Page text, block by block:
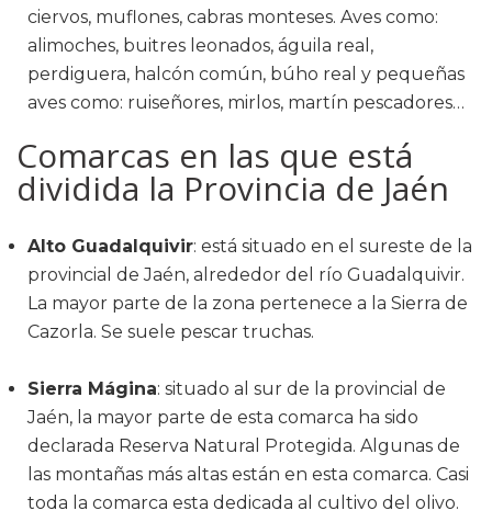
ciervos, muflones, cabras monteses. Aves como:
alimoches, buitres leonados, águila real,
perdiguera, halcón común, búho real y pequeñas
aves como: ruiseñores, mirlos, martín pescadores…
Comarcas en las que está
dividida la Provincia de Jaén
Alto Guadalquivir: está situado en el sureste de la
provincial de Jaén, alrededor del río Guadalquivir.
La mayor parte de la zona pertenece a la Sierra de
Cazorla. Se suele pescar truchas.
Sierra Mágina: situado al sur de la provincial de
Jaén, la mayor parte de esta comarca ha sido
declarada Reserva Natural Protegida. Algunas de
las montañas más altas están en esta comarca. Casi
toda la comarca esta dedicada al cultivo del olivo.